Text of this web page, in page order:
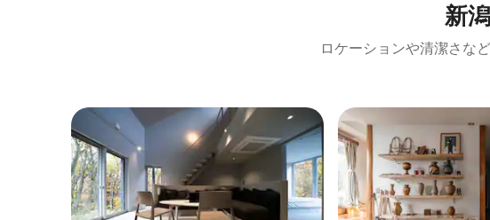
新
ロケーションや清潔さな